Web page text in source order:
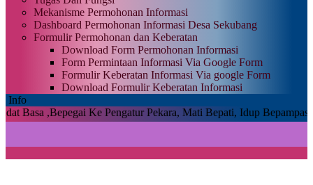
Mekanisme Permohonan Informasi
Dashboard Permohonan Informasi Desa Sekubang
Formulir Permohonan dan Keberatan
Download Form Permohonan Informasi
Form Permintaan Informasi Via Google Form
Formulir Keberatan Informasi Via google Form
Download Formulir Keberatan Informasi
Info
Ke Pengatur Pekara, Mati Bepati, Idup Bepampas , Malu